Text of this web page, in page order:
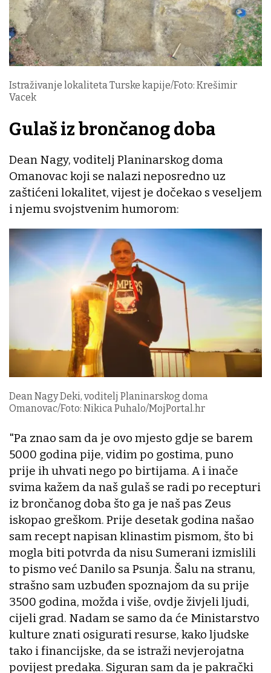
Istraživanje lokaliteta Turske kapije/Foto: Krešimir
Vacek
Gulaš iz brončanog doba
Dean Nagy, voditelj Planinarskog doma
Omanovac koji se nalazi neposredno uz
zaštićeni lokalitet, vijest je dočekao s veseljem
i njemu svojstvenim humorom:
Dean Nagy Deki, voditelj Planinarskog doma
Omanovac/Foto: Nikica Puhalo/MojPortal.hr
"Pa znao sam da je ovo mjesto gdje se barem
5000 godina pije, vidim po gostima, puno
prije ih uhvati nego po birtijama. A i inače
svima kažem da naš gulaš se radi po recepturi
iz brončanog doba što ga je naš pas Zeus
iskopao greškom. Prije desetak godina našao
sam recept napisan klinastim pismom, što bi
mogla biti potvrda da nisu Sumerani izmislili
to pismo već Danilo sa Psunja. Šalu na stranu,
strašno sam uzbuđen spoznajom da su prije
3500 godina, možda i više, ovdje živjeli ljudi,
cijeli grad. Nadam se samo da će Ministarstvo
kulture znati osigurati resurse, kako ljudske
tako i financijske, da se istraži nevjerojatna
povijest predaka. Siguran sam da je pakrački